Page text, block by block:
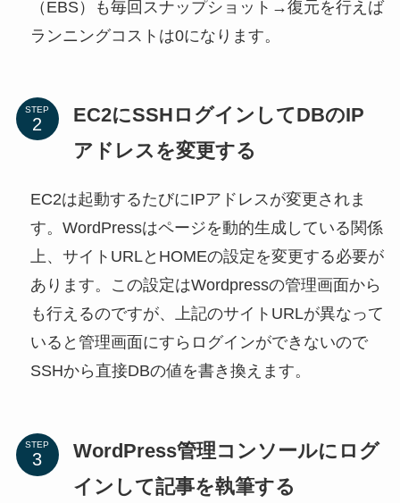
（EBS）も毎回スナップショット→復元を行えば
ランニングコストは0になります。
STEP
EC2にSSHログインしてDBのIP
アドレスを変更する
EC2は起動するたびにIPアドレスが変更されま
す。WordPressはページを動的生成している関係
上、サイトURLとHOMEの設定を変更する必要が
あります。この設定はWordpressの管理画面から
も行えるのですが、上記のサイトURLが異なって
いると管理画面にすらログインができないので
SSHから直接DBの値を書き換えます。
STEP
WordPress管理コンソールにログ
インして記事を執筆する